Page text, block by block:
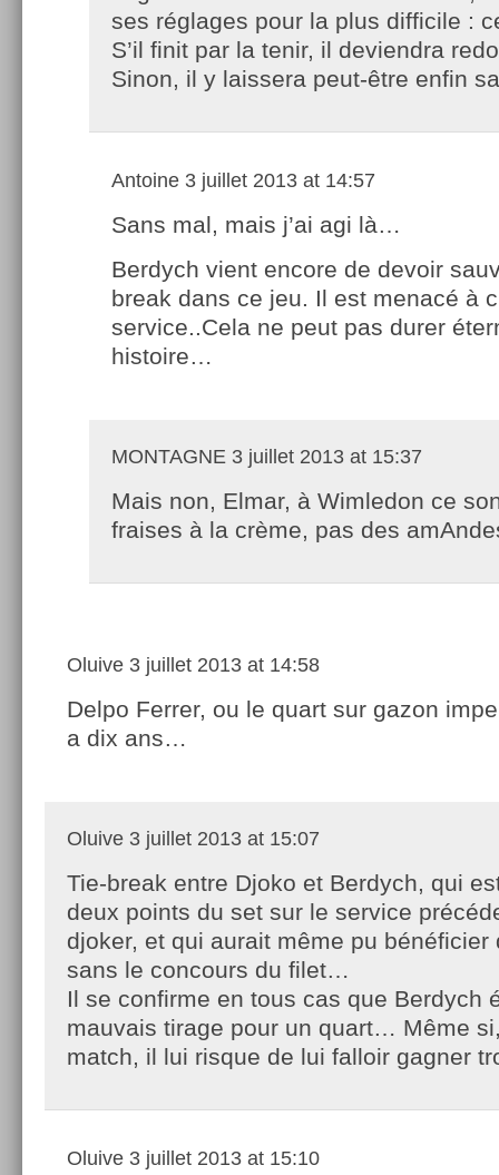
ses réglages pour la plus difficile :
S’il finit par la tenir, il deviendra
Sinon, il y laissera peut-être enfin
Antoine 3 juillet 2013 at 14:57
Sans mal, mais j’ai agi là…
Berdych vient encore de devoir
break dans ce jeu. Il est menacé à
service..Cela ne peut pas durer
histoire…
MONTAGNE 3 juillet 2013 at 15:37
Mais non, Elmar, à Wimledon ce
fraises à la crème, pas des
Oluive 3 juillet 2013 at 14:58
Delpo Ferrer, ou le quart sur gazon
a dix ans…
Oluive 3 juillet 2013 at 15:07
Tie-break entre Djoko et Berdych, qui
deux points du set sur le service
djoker, et qui aurait même pu bénéficier
sans le concours du filet…
Il se confirme en tous cas que Berdych
mauvais tirage pour un quart… Même
match, il lui risque de lui falloir gagner
Oluive 3 juillet 2013 at 15:10